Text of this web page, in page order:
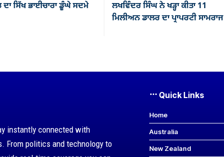
ਸਿੱਖ ਭਾਈਚਾਰਾ ਡੂੰਘੇ ਸਦਮੇ
ਲਖਵਿੰਦਰ ਸਿੰਘ ਨੇ ਖੜ੍ਹਾ ਕੀਤਾ 11
ਮਿਲੀਅਨ ਡਾਲਰ ਦਾ ਪ੍ਰਾਪਰਟੀ ਸਾਮਰਾਜ
instantly connected with
From politics and technology to
Quick Links
Home
Australia
New Zealand